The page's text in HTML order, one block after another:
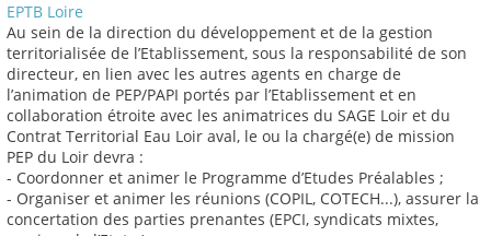
EPTB Loire
Au sein de la direction du développement et de la gestion
territorialisée de l’Etablissement, sous la responsabilité de son
directeur, en lien avec les autres agents en charge de
l’animation de PEP/PAPI portés par l’Etablissement et en
collaboration étroite avec les animatrices du SAGE Loir et du
Contrat Territorial Eau Loir aval, le ou la chargé(e) de mission
PEP du Loir devra :
- Coordonner et animer le Programme d’Etudes Préalables ;
- Organiser et animer les réunions (COPIL, COTECH...), assurer la
concertation des parties prenantes (EPCI, syndicats mixtes,